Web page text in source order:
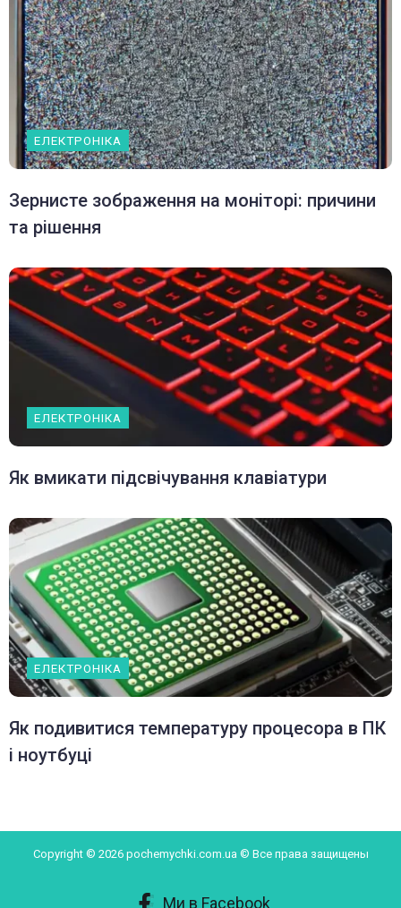
ЕЛЕКТРОНІКА
Зернисте зображення на моніторі: причини
та рішення
ЕЛЕКТРОНІКА
Як вмикати підсвічування клавіатури
ЕЛЕКТРОНІКА
Як подивитися температуру процесора в ПК
і ноутбуці
Copyright © 2026 pochemychki.com.ua © Все права защищены
Ми в Facebook